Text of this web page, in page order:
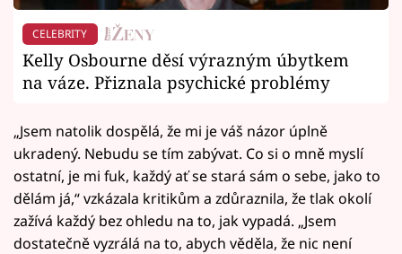
CELEBRITY
Kelly Osbourne děsí výrazným úbytkem
na váze. Přiznala psychické problémy
„Jsem natolik dospělá, že mi je váš názor úplně
ukradený. Nebudu se tím zabývat. Co si o mně myslí
ostatní, je mi fuk, každý ať se stará sám o sebe, jako to
dělám já,“ vzkázala kritikům a zdůraznila, že tlak okolí
zažívá každý bez ohledu na to, jak vypadá. „Jsem
dostatečně vyzrálá na to, abych věděla, že nic není